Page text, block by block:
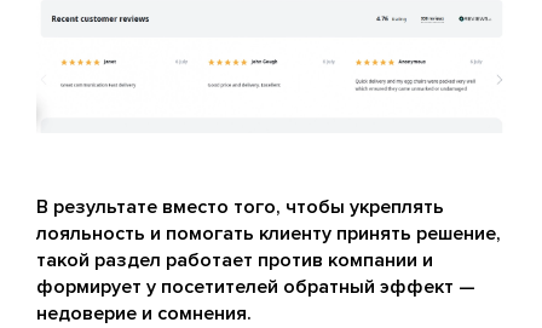
В результате вместо того, чтобы укреплять
лояльность и помогать клиенту принять решение,
такой раздел работает против компании и
формирует у посетителей обратный эффект —
недоверие и сомнения.